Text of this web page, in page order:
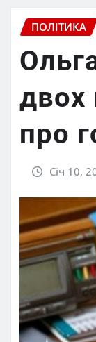
ПОЛІТИКА
двох
про
Січ 10,